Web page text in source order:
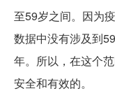
至59岁之间。因为
数据中没有涉及到
年。所以，在这个
安全和有效的。